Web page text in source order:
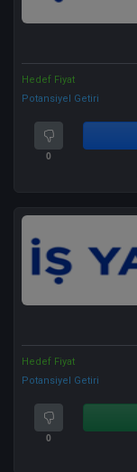
Hedef Fiyat
Potansiyel Getiri
0
Hedef Fiyat
Potansiyel Getiri
0